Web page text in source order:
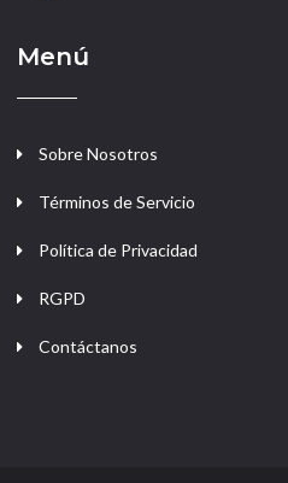
Menú
Sobre Nosotros
Términos de Servicio
Política de Privacidad
RGPD
Contáctanos